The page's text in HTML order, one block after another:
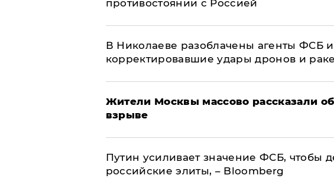
противостоянии с Россией
В Николаеве разоблачены агенты ФСБ
корректировавшие удары дронов и
Жители Москвы массово рассказали
взрыве
Путин усиливает значение ФСБ, чтобы
российские элиты, – Bloomberg